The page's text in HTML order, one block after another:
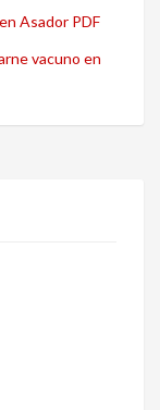
Asador PDF
vacuno en